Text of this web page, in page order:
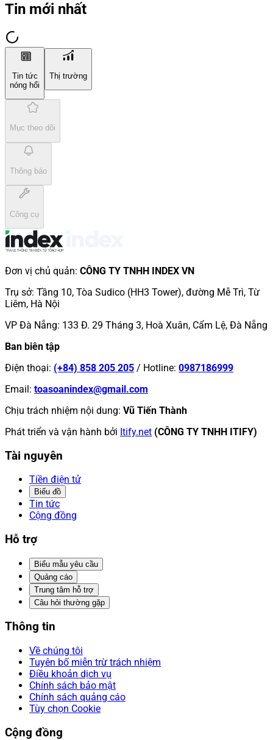
Tin mới nhất
Tin tức
nóng hổi
Thị trường
Mục theo dõi
Thông báo
Công cụ
Đơn vị chủ quản: CÔNG TY TNHH INDEX VN
Trụ sở: Tầng 10, Tòa Sudico (HH3 Tower), đường Mễ Trì, Từ
Liêm, Hà Nội
VP Đà Nẵng: 133 Đ. 29 Tháng 3, Hoà Xuân, Cẩm Lệ, Đà Nẵng
Ban biên tập
Điện thoại: (+84) 858 205 205 / Hotline: 0987186999
Email: toasoanindex@gmail.com
Chịu trách nhiệm nội dung: Vũ Tiến Thành
Phát triển và vận hành bởi Itify.net (CÔNG TY TNHH ITIFY)
Tài nguyên
Tiền điện tử
Biểu đồ
Tin tức
Cộng đồng
Hỗ trợ
Biểu mẫu yêu cầu
Quảng cáo
Trung tâm hỗ trợ
Câu hỏi thường gặp
Thông tin
Về chúng tôi
Tuyên bố miễn trừ trách nhiệm
Điều khoản dịch vụ
Chính sách bảo mật
Chính sách quảng cáo
Tùy chọn Cookie
Cộng đồng